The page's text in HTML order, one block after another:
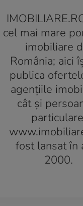
cel mai mare
imobiliare
România; aici
publica
agenţiile
cât şi
fost lansat în
2000.